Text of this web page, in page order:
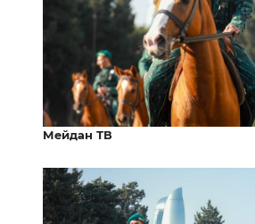
Мейдан ТВ